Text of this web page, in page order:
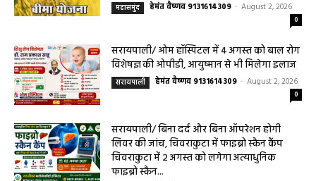
महासमुंद हेमंत वैष्णव 9131614309 - August 2, 2026
0
सरायपाली/ ओम हॉस्पिटल में 4 अगस्त को बाल रोग
विशेषज्ञ की ओपीडी, आयुष्मान से भी मिलेगा इलाज
सरायपाली हेमंत वैष्णव 9131614309 - August 2, 2026
0
सरायपाली/ बिना दर्द और बिना ऑपरेशन होगी
लिवर की जांच, चिवराकुटा में फाइब्रो स्कैन कैंप
चिवराकुटा में 2 अगस्त को लगेगा अत्याधुनिक
फाइब्रो स्कैन...